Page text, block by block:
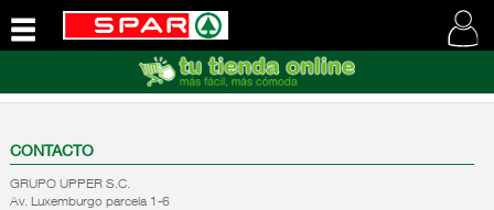
SOMOS
NUESTRA
WEB
CONTACTO
GRUPO UPPER S.C.
Av. Luxemburgo parcela 1-6